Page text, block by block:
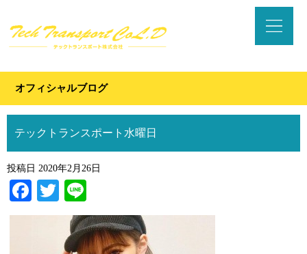
オフィシャルブログ
テックトランスポート水曜日
投稿日 2020年2月26日
Facebook
Twitter